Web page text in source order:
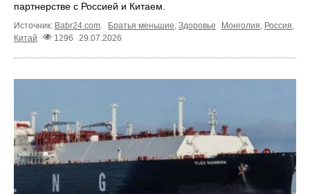
партнерстве с Россией и Китаем.
Источник: Babr24.com. Братья меньшие, Здоровье Монголия, Россия,
Китай
1296 29.07.2026